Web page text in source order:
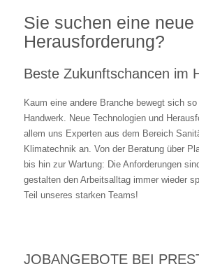
Sie suchen eine neue
Herausforderung?
Beste Zukunftschancen im
Kaum eine andere Branche bewegt sich
Handwerk. Neue Technologien und
allem uns Experten aus dem Bereich
Klimatechnik an. Von der Beratung über
bis hin zur Wartung: Die Anforderungen
gestalten den Arbeitsalltag immer wieder
Teil unseres starken Teams!
JOBANGEBOTE BEI